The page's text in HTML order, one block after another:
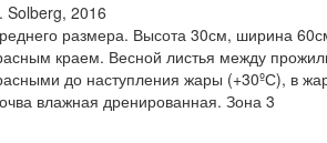
Solberg, 2016
размера. Высота 30см, ширина
краем. Весной листья между
до наступления жары (+30ºС), в
влажная дренированная. Зона 3